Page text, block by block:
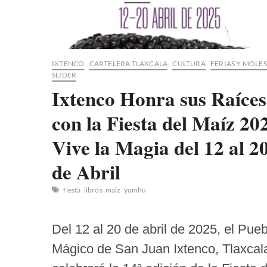
IXTENCO CARTELERA TLAXCALA CULTURA FERIAS Y MOLES
SLIDER
Ixtenco Honra sus Raíces
con la Fiesta del Maíz
Vive la Magia del 12 al
de Abril
fiesta libros maiz yumhu
​Del 12 al 20 de abril de 2025, el
Mágico de San Juan Ixtenco,